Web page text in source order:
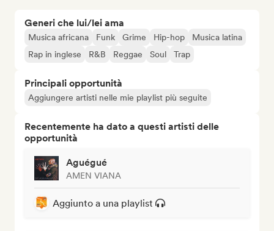
Generi che lui/lei ama
Musica africana Funk Grime Hip-hop
Musica latina
Rap in inglese
R&B Reggae Soul Trap
Principali opportunità
Aggiungere artisti nelle mie playlist più seguite
Recentemente ha dato a questi artisti delle
opportunità
Aguégué
AMEN VIANA
Aggiunto a una playlist